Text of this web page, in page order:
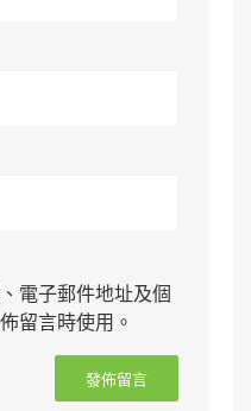
電子郵件地址及個
留言時使用。